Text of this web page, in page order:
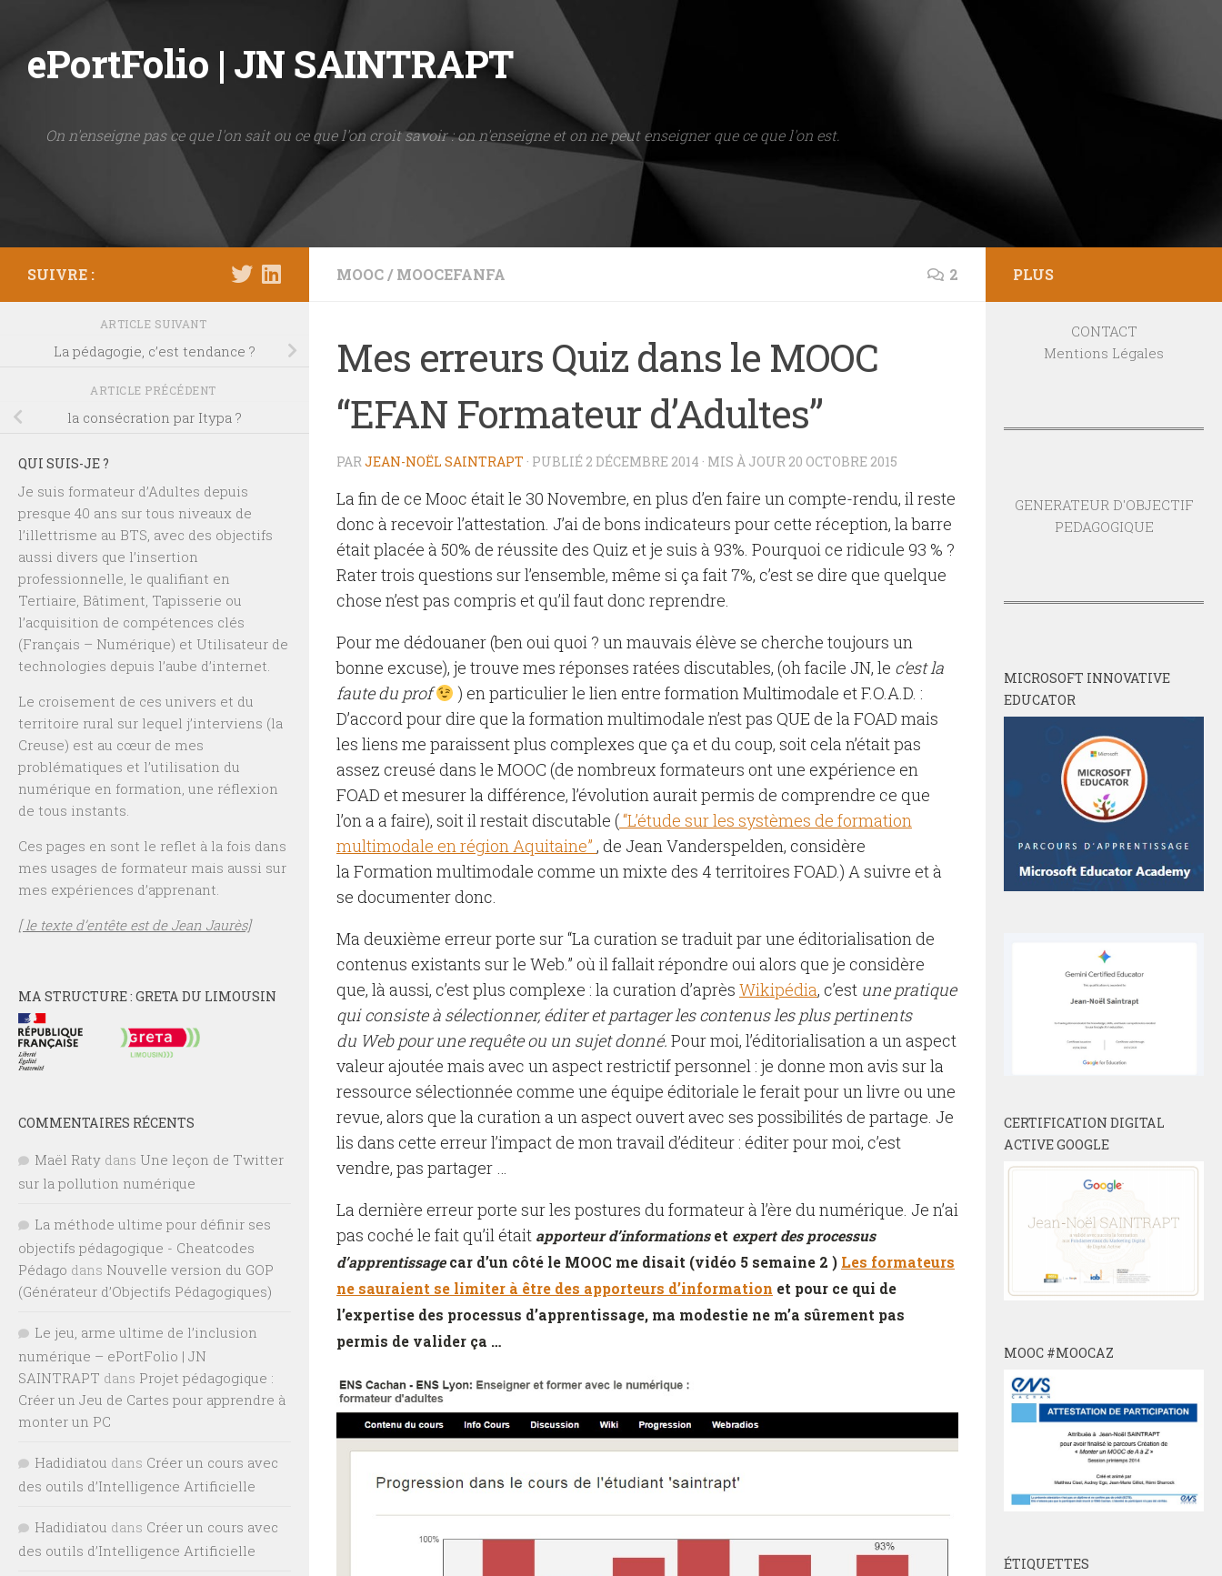
Skip to content
ePortFolio | JN SAINTRAPT
On n'enseigne pas ce que l'on sait ou ce que l'on croit savoir : on n'enseigne et on ne peut enseigner que ce que l'on est.
MOOC/ MOOCEFANFA 2
Mes erreurs Quiz dans le MOOC
“EFAN Formateur d’Adultes”
PARJEAN-NOËL SAINTRAPT · PUBLIÉ 2 DÉCEMBRE 2014 · MIS À JOUR 20 OCTOBRE 2015
La fin de ce Mooc était le 30 Novembre, en plus d’en faire un compte-rendu, il reste
donc à recevoir l’attestation. J’ai de bons indicateurs pour cette réception, la barre
était placée à 50% de réussite des Quiz et je suis à 93%. Pourquoi ce ridicule 93 % ?
Rater trois questions sur l’ensemble, même si ça fait 7%, c’est se dire que quelque
chose n’est pas compris et qu’il faut donc reprendre.
Pour me dédouaner (ben oui quoi ? un mauvais élève se cherche toujours un
bonne excuse), je trouve mes réponses ratées discutables, (oh facile JN, le c’est la
faute du prof
) en particulier le lien entre formation Multimodale et F.O.A.D. :
D’accord pour dire que la formation multimodale n’est pas QUE de la FOAD mais
les liens me paraissent plus complexes que ça et du coup, soit cela n’était pas
assez creusé dans le MOOC (de nombreux formateurs ont une expérience en
FOAD et mesurer la différence, l’évolution aurait permis de comprendre ce que
l’on a a faire), soit il restait discutable (“L’étude sur les systèmes de formation
multimodale en région Aquitaine” , de Jean Vanderspelden, considère
la Formation multimodale comme un mixte des 4 territoires FOAD.) A suivre et à
se documenter donc.
Ma deuxième erreur porte sur “La curation se traduit par une éditorialisation de
contenus existants sur le Web.” où il fallait répondre oui alors que je considère
que, là aussi, c’est plus complexe : la curation d’après Wikipédia, c’est une pratique
qui consiste à sélectionner, éditer et partager les contenus les plus pertinents
du Webpour une requête ou un sujet donné. Pour moi, l’éditorialisation a un aspect
valeur ajoutée mais avec un aspect restrictif personnel : je donne mon avis sur la
ressource sélectionnée comme une équipe éditoriale le ferait pour un livre ou une
revue, alors que la curation a un aspect ouvert avec ses possibilités de partage. Je
lis dans cette erreur l’impact de mon travail d’éditeur : éditer pour moi, c’est
vendre, pas partager …
La dernière erreur porte sur les postures du formateur à l’ère du numérique. Je n’ai
pas coché le fait qu’il était apporteur d’informations et expert des processus
d’apprentissagecar d’un côté le MOOC me disait (vidéo 5 semaine 2 ) Les formateurs
ne sauraient se limiter à être des apporteurs d’information et pour ce qui de
l’expertise des processus d’apprentissage, ma modestie ne m’a sûrement pas
permis de valider ça …
SUIVRE :
ARTICLE SUIVANT
La pédagogie, c’est tendance ?
ARTICLE PRÉCÉDENT
la consécration par Itypa ?
QUI SUIS-JE ?
Je suis formateur d’Adultes depuis
presque 40 ans sur tous niveaux de
l’illettrisme au BTS, avec des objectifs
aussi divers que l’insertion
professionnelle, le qualifiant en
Tertiaire, Bâtiment, Tapisserie ou
l’acquisition de compétences clés
(Français – Numérique) et Utilisateur de
technologies depuis l’aube d’internet.
Le croisement de ces univers et du
territoire rural sur lequel j’interviens (la
Creuse) est au cœur de mes
problématiques et l’utilisation du
numérique en formation, une réflexion
de tous instants.
Ces pages en sont le reflet à la fois dans
mes usages de formateur mais aussi sur
mes expériences d’apprenant.
[ le texte d’entête est de Jean Jaurès]
MA STRUCTURE : GRETA DU LIMOUSIN
COMMENTAIRES RÉCENTS
Maël Raty dans Une leçon de Twitter
sur la pollution numérique
La méthode ultime pour définir ses
objectifs pédagogique - Cheatcodes
Pédago dans Nouvelle version du GOP
(Générateur d’Objectifs Pédagogiques)
Le jeu, arme ultime de l’inclusion
numérique – ePortFolio | JN
SAINTRAPT dans Projet pédagogique :
Créer un Jeu de Cartes pour apprendre à
monter un PC
Hadidiatou dans Créer un cours avec
des outils d’Intelligence Artificielle
Hadidiatou dans Créer un cours avec
des outils d’Intelligence Artificielle
PLUS
CONTACT
Mentions Légales
GENERATEUR D'OBJECTIF
PEDAGOGIQUE
MICROSOFT INNOVATIVE
EDUCATOR
CERTIFICATION DIGITAL
ACTIVE GOOGLE
MOOC #MOOCAZ
ÉTIQUETTES